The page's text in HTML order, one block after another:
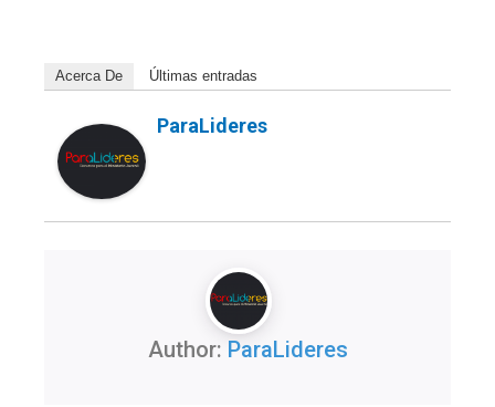
Acerca De Últimas entradas
ParaLideres
Author: ParaLideres